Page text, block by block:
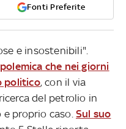
Fonti Preferite
e insostenibili".
che nei giorni
politico, con il via
del petrolio in
e proprio caso.Sul suo